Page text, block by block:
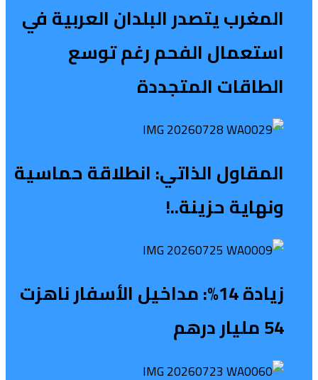
المغرب يتصدر البلدان العربية في
استعمال الفحم رغم توسع
الطاقات المتجددة
المقاول الذاتي: انطلاقة حماسية
ونهاية حزينة..!
زيادة 14%: مداخيل الأسفار ناهزت
54 مليار درهم